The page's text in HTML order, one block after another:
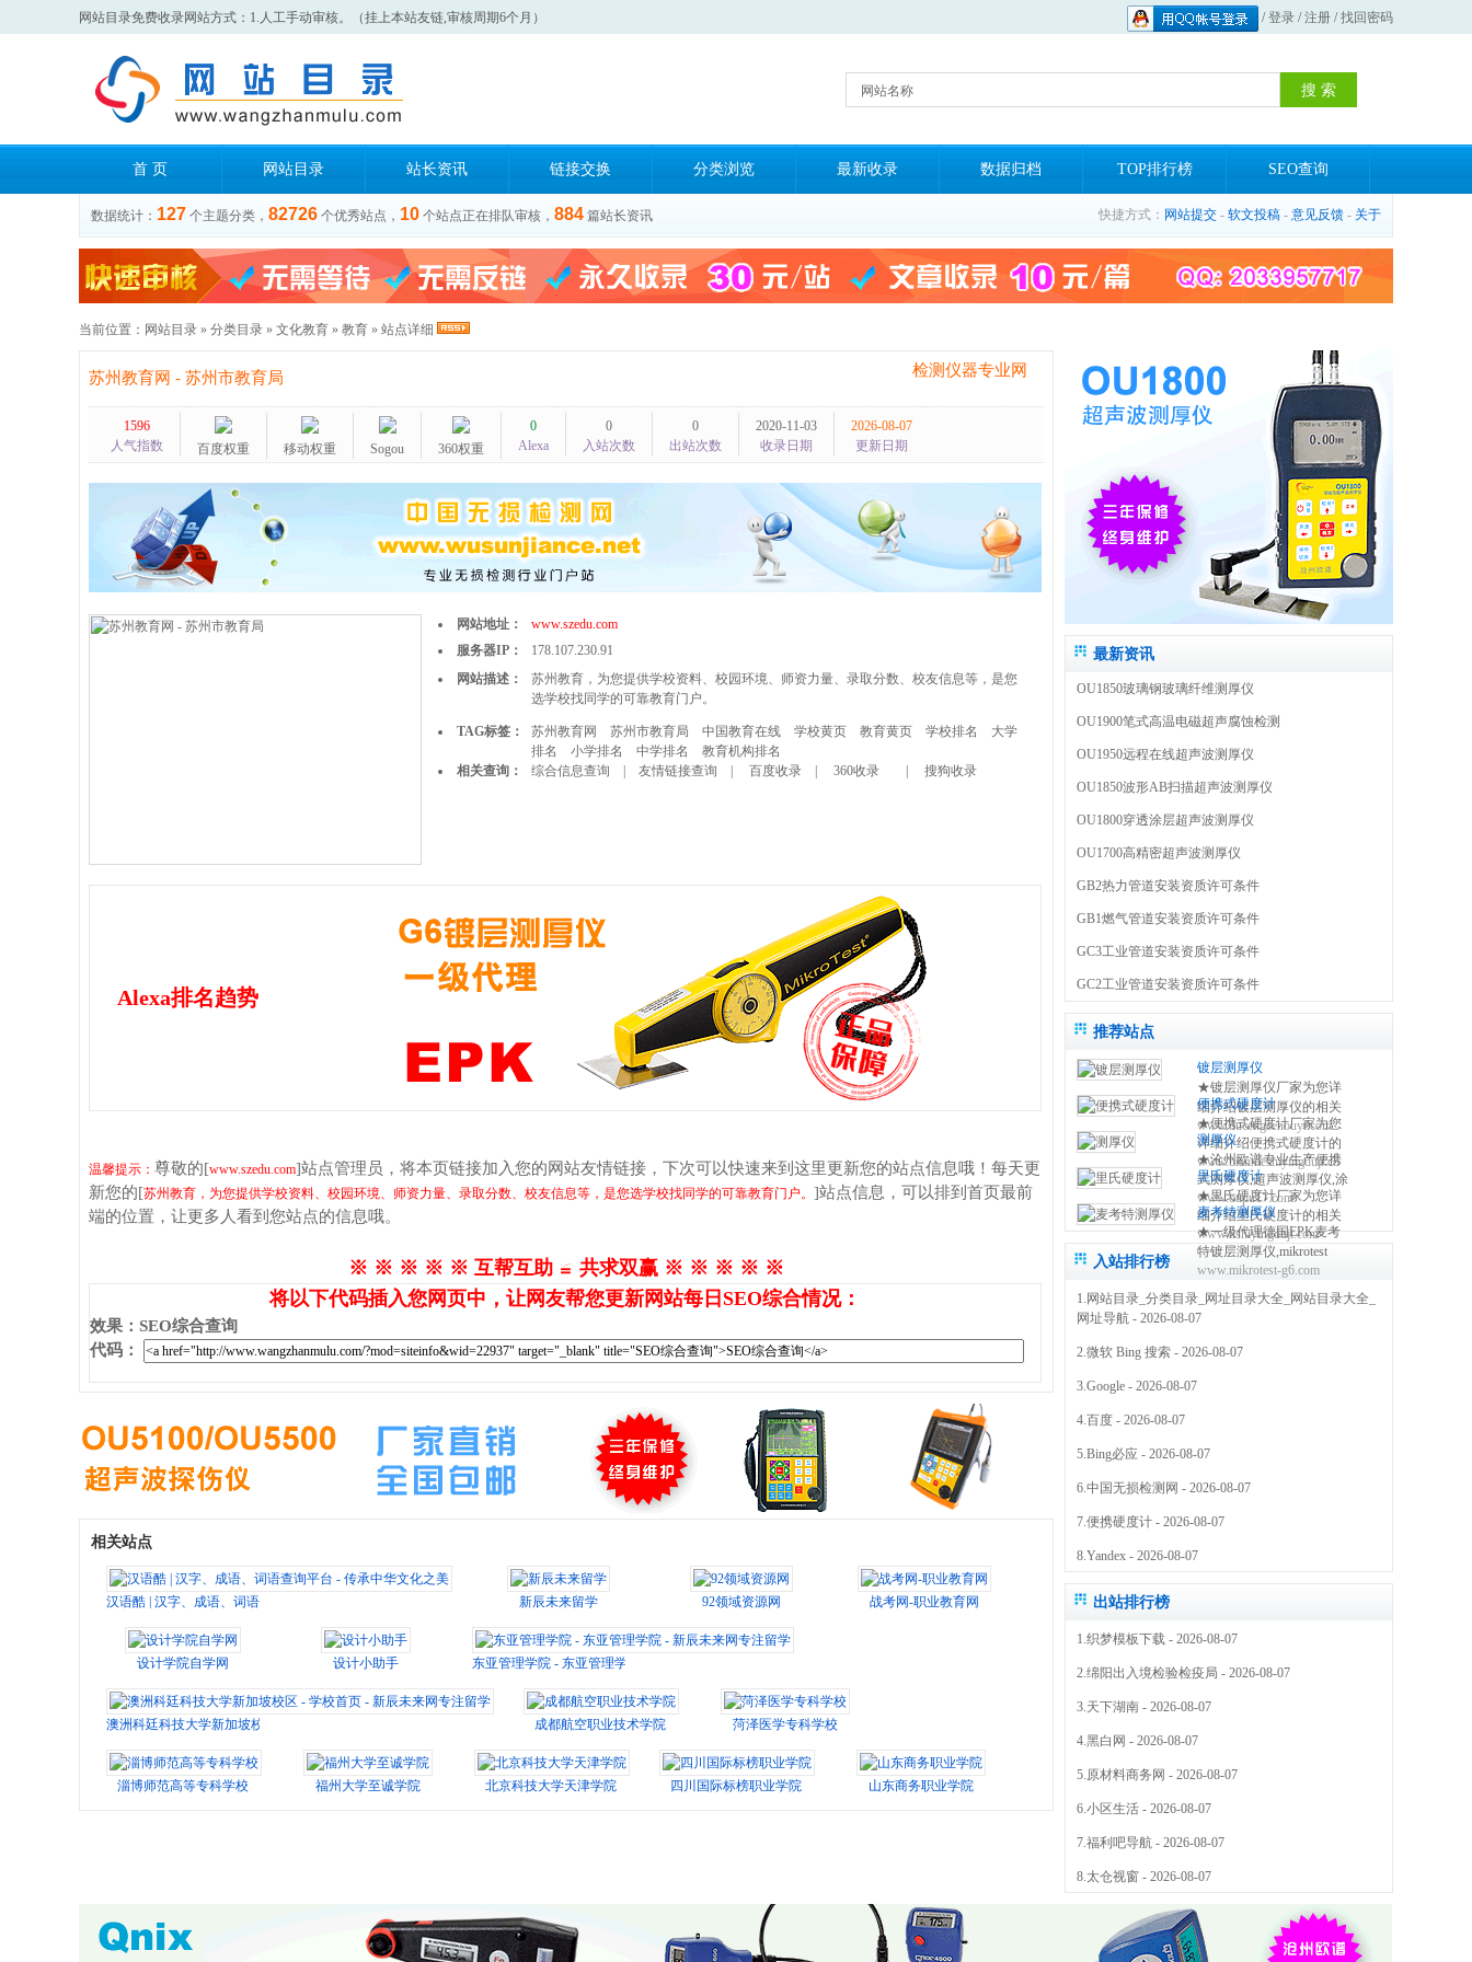
网站目录免费收录网站方式：1.人工手动审核。（挂上本站友链,审核周期6个月） /登录 /注册 /找回密码
网站名称
首 页 网站目录 站长资讯 链接交换 分类浏览 最新收录 数据归档 TOP排行榜 SEO查询
数据统计： 127 个主题分类， 82726 个优秀站点， 10 个站点正在排队审核， 884 篇站长资讯 快捷方式： 网站提交 - 软文投稿 - 意见反馈 - 关于
当前位置： 网站目录 » 分类目录 » 文化教育 » 教育 » 站点详细
检测仪器专业网
苏州教育网 - 苏州市教育局
1596
人气指数
百度权重 移动权重 Sogou 360权重
0
Alexa
0
入站次数
0
出站次数
2020-11-03
收录日期
2026-08-07
更新日期
网站地址：
www.szedu.com
服务器IP：
178.107.230.91
网站描述：
苏州教育，为您提供学校资料、校园环境、师资力量、录取分数、校友信息等，是您
选学校找同学的可靠教育门户。
TAG标签： 苏州教育网 苏州市教育局 中国教育在线 学校黄页 教育黄页 学校排名
大学
排名
小学排名 中学排名
教育机构排名
相关查询：
综合信息查询 友情链接查询 百度收录 360收录 搜狗收录
Alexa排名趋势
温馨提示： 尊敬的[www.szedu.com]站点管理员，将本页链接加入您的网站友情链接，下次可以快速来到这里更新您的站点信息哦！每天更
新您的[苏州教育，为您提供学校资料、校园环境、师资力量、录取分数、校友信息等，是您选学校找同学的可靠教育门户。 ]站点信息，可以排到首页最前
端的位置，让更多人看到您站点的信息哦。
※ ※ ※ ※ ※ 互帮互助 ≌ 共求双赢 ※ ※ ※ ※ ※
将以下代码插入您网页中，让网友帮您更新网站每日SEO综合情况：
效果 ： SEO综合查询
代码 ：
相关站点
汉语酷 | 汉字、成语、词语查询平台 - 传承中华文化之美 新辰未来留学 92领域资源网 战考网-职业教育网
设计学院自学网 设计小助手 东亚管理学院 - 东亚管理学院 - 新辰未来网专注留学
澳洲科廷科技大学新加坡校区 - 学校首页 - 新辰未来网专注留学 成都航空职业技术学院 菏泽医学专科学校
淄博师范高等专科学校 福州大学至诚学院 北京科技大学天津学院 四川国际标榜职业学院 山东商务职业学院
最新资讯
OU1850玻璃钢玻璃纤维测厚仪
OU1900笔式高温电磁超声腐蚀检测
OU1950远程在线超声波测厚仪
OU1850波形AB扫描超声波测厚仪
OU1800穿透涂层超声波测厚仪
OU1700高精密超声波测厚仪
GB2热力管道安装资质许可条件
GB1燃气管道安装资质许可条件
GC3工业管道安装资质许可条件
GC2工业管道安装资质许可条件
推荐站点
镀层测厚仪
★镀层测厚仪厂家为您详
细介绍镀层测厚仪的相关
知识,包括镀层测厚仪原理,
使用方法,使用注意事项,维
修保养等,使您更好的了解
和使用镀层测试仪 0317-
3038768
www.ducengcehouyi.com
便携式硬度计
★便携式硬度计厂家为您
详细介绍便携式硬度计的
相关知识,包括便携式硬度
计原理,使用方法,使用注意
事项,维修保养等,使您更好
的了解和使用便携式硬度
仪方法 0317-3038768
www.bianxieshiyingduji.com
测厚仪
★沧州欧谱专业生产便携
式测厚仪,超声波测厚仪,涂
镀层测厚仪,里氏硬度计,超
声波探伤仪,测厚仪价格,粗
糙度仪,电火花检测仪,附着
力测试仪,免费保修三年
0317-3038768
www.oupu17.com
里氏硬度计
★里氏硬度计厂家为您详
细介绍里氏硬度计的相关
知识,包括里氏硬度计原理,
使用方法,使用注意事项,维
修保养等,使您更好的了解
和使用里氏硬度测量仪
0317-3038768
www.lishiyingduji.com
麦考特测厚仪
★一级代理德国EPK麦考
特镀层测厚仪,mikrotest
g6,f6等多种型号的测厚
仪,NIFE50电镀镍测厚仪,
机械式锌层测厚仪,指针型
www.mikrotest-g6.com
入站排行榜
1. 网站目录_分类目录_网址目录大全_网站目录大全_
网址导航 - 2026-08-07
2.微软 Bing 搜索 - 2026-08-07
3.Google - 2026-08-07
4.百度 - 2026-08-07
5.Bing必应 - 2026-08-07
6.中国无损检测网 - 2026-08-07
7.便携硬度计 - 2026-08-07
8.Yandex - 2026-08-07
出站排行榜
1.织梦模板下载 - 2026-08-07
2.绵阳出入境检验检疫局 - 2026-08-07
3.天下湖南 - 2026-08-07
4.黑白网 - 2026-08-07
5.原材料商务网 - 2026-08-07
6.小区生活 - 2026-08-07
7.福利吧导航 - 2026-08-07
8.太仓视窗 - 2026-08-07